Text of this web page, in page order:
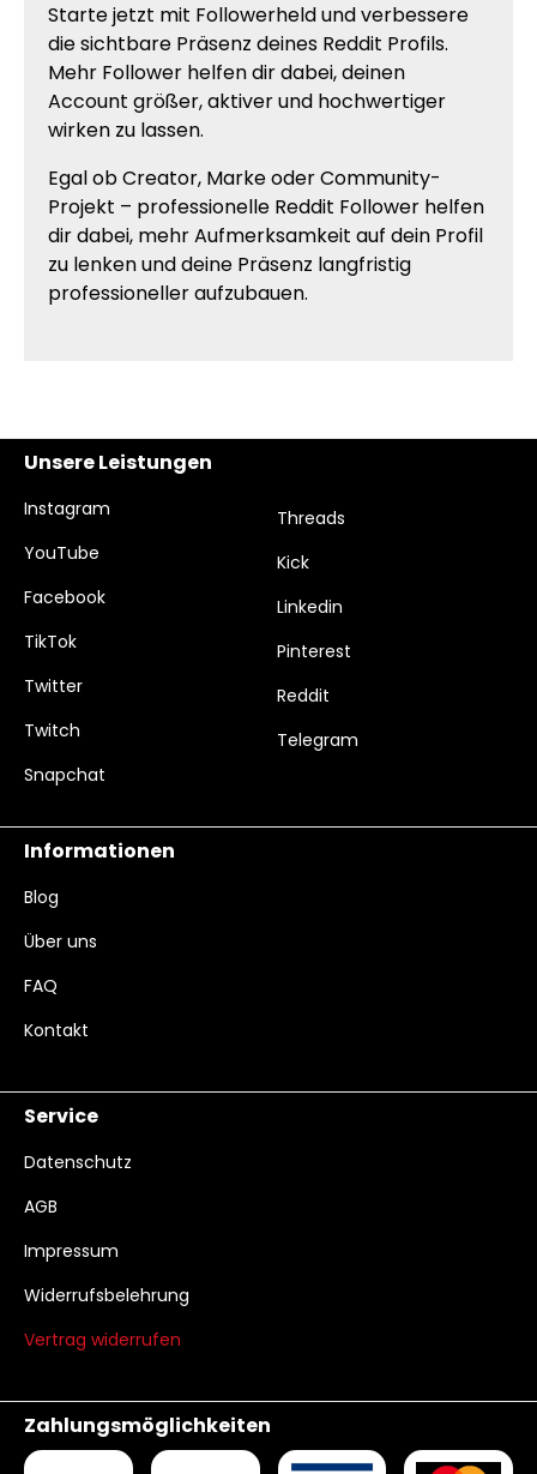
Starte jetzt mit Followerheld und verbessere
die sichtbare Präsenz deines Reddit Profils.
Mehr Follower helfen dir dabei, deinen
Account größer, aktiver und hochwertiger
wirken zu lassen.
Egal ob Creator, Marke oder Community-
Projekt – professionelle Reddit Follower helfen
dir dabei, mehr Aufmerksamkeit auf dein Profil
zu lenken und deine Präsenz langfristig
professioneller aufzubauen.
Unsere Leistungen
Instagram
YouTube
Facebook
TikTok
Twitter
Twitch
Snapchat
Threads
Kick
Linkedin
Pinterest
Reddit
Telegram
Informationen
Blog
Über uns
FAQ
Kontakt
Service
Datenschutz
AGB
Impressum
Widerrufsbelehrung
Vertrag widerrufen
Zahlungsmöglichkeiten